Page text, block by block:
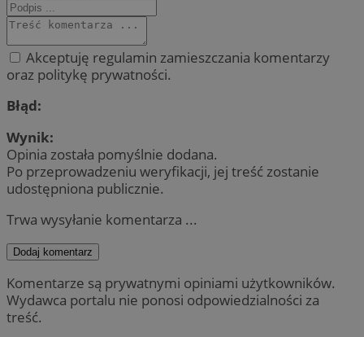
Akceptuję regulamin zamieszczania komentarzy
oraz politykę prywatności.
Błąd:
Wynik:
Opinia została pomyślnie dodana.
Po przeprowadzeniu weryfikacji, jej treść zostanie
udostępniona publicznie.
Trwa wysyłanie komentarza ...
Dodaj komentarz
Komentarze są prywatnymi opiniami użytkowników.
Wydawca portalu nie ponosi odpowiedzialności za
treść.